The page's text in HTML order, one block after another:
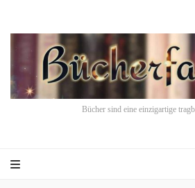
Bücher sind eine einzigartige